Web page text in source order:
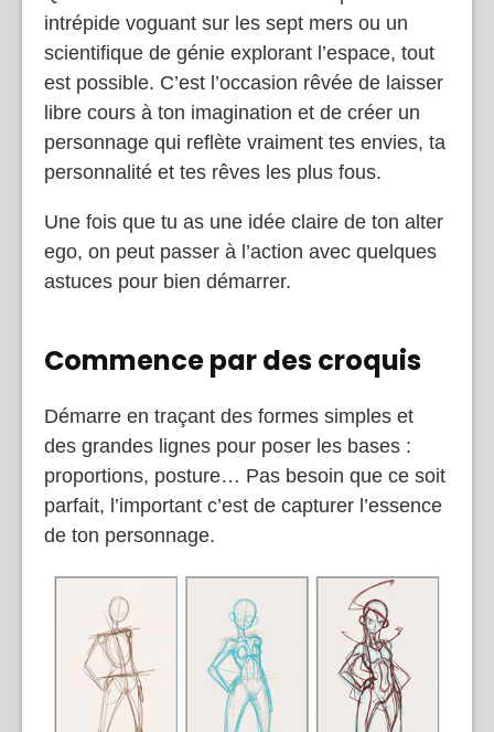
intrépide voguant sur les sept mers ou un
scientifique de génie explorant l’espace, tout
est possible. C’est l’occasion rêvée de laisser
libre cours à ton imagination et de créer un
personnage qui reflète vraiment tes envies, ta
personnalité et tes rêves les plus fous.
Une fois que tu as une idée claire de ton alter
ego, on peut passer à l’action avec quelques
astuces pour bien démarrer.
Commence par des croquis
Démarre en traçant des formes simples et
des grandes lignes pour poser les bases :
proportions, posture… Pas besoin que ce soit
parfait, l’important c’est de capturer l’essence
de ton personnage.